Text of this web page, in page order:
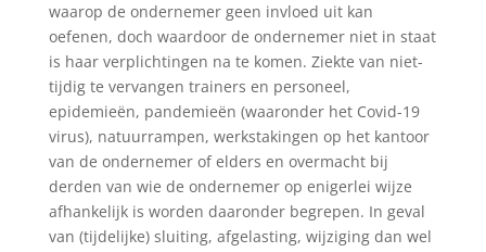
waarop de ondernemer geen invloed uit kan
oefenen, doch waardoor de ondernemer niet in staat
is haar verplichtingen na te komen. Ziekte van niet-
tijdig te vervangen trainers en personeel,
epidemieën, pandemieën (waaronder het Covid-19
virus), natuurrampen, werkstakingen op het kantoor
van de ondernemer of elders en overmacht bij
derden van wie de ondernemer op enigerlei wijze
afhankelijk is worden daaronder begrepen. In geval
van (tijdelijke) sluiting, afgelasting, wijziging dan wel